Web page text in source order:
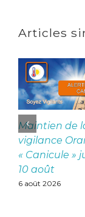
Articles
Maintien de
vigilance
« Canicule »
10 août
6 août 2026